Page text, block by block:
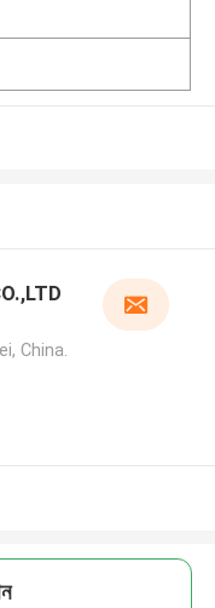
China.